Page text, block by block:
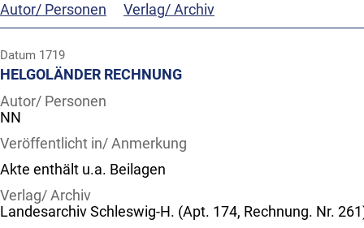
Autor/ Personen
Verlag/ Archiv
Datum 1719
HELGOLÄNDER RECHNUNG
Autor/ Personen
NN
Veröffentlicht in/ Anmerkung
Akte enthält u.a. Beilagen
Verlag/ Archiv
Landesarchiv Schleswig-H. (Apt. 174, Rechnung. Nr.